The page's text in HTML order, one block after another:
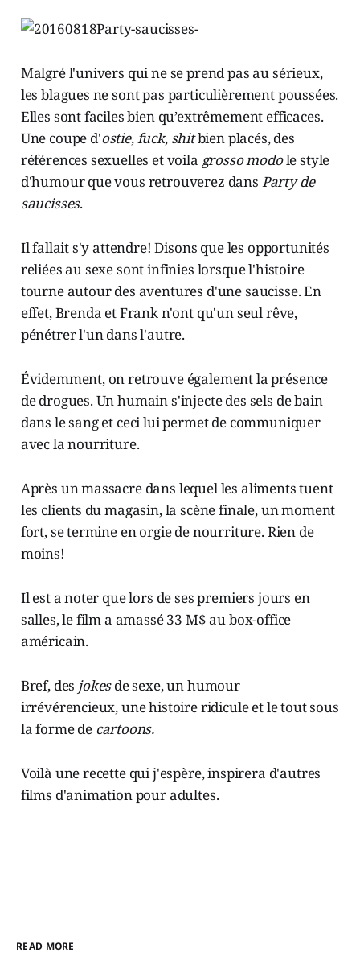
Malgré l'univers qui ne se prend pas au sérieux,
les blagues ne sont pas particulièrement poussées.
Elles sont faciles bien qu’extrêmement efficaces.
Une coupe d'ostie,fuck, shitbien placés, des
références sexuelles et voila grosso modole style
d'humour que vous retrouverez dans Party de
saucisses.
Il fallait s'y attendre! Disons que les opportunités
reliées au sexe sont infinies lorsque l'histoire
tourne autour des aventures d'une saucisse. En
effet, Brenda et Frank n'ont qu'un seul rêve,
pénétrer l'un dans l'autre.
Évidemment, on retrouve également la présence
de drogues. Un humain s'injecte des sels de bain
dans le sang et ceci lui permet de communiquer
avec la nourriture.
Après un massacre dans lequel les aliments tuent
les clients du magasin, la scène finale, un moment
fort, se termine en orgie de nourriture. Rien de
moins!
Il est a noter que lors de ses premiers jours en
salles, le film a amassé 33 M$ au box-office
américain.
Bref, des jokesde sexe, un humour
irrévérencieux, une histoire ridicule et le tout sous
la forme de cartoons.
Voilà une recette qui j'espère, inspirera d'autres
films d'animation pour adultes.
READ MORE